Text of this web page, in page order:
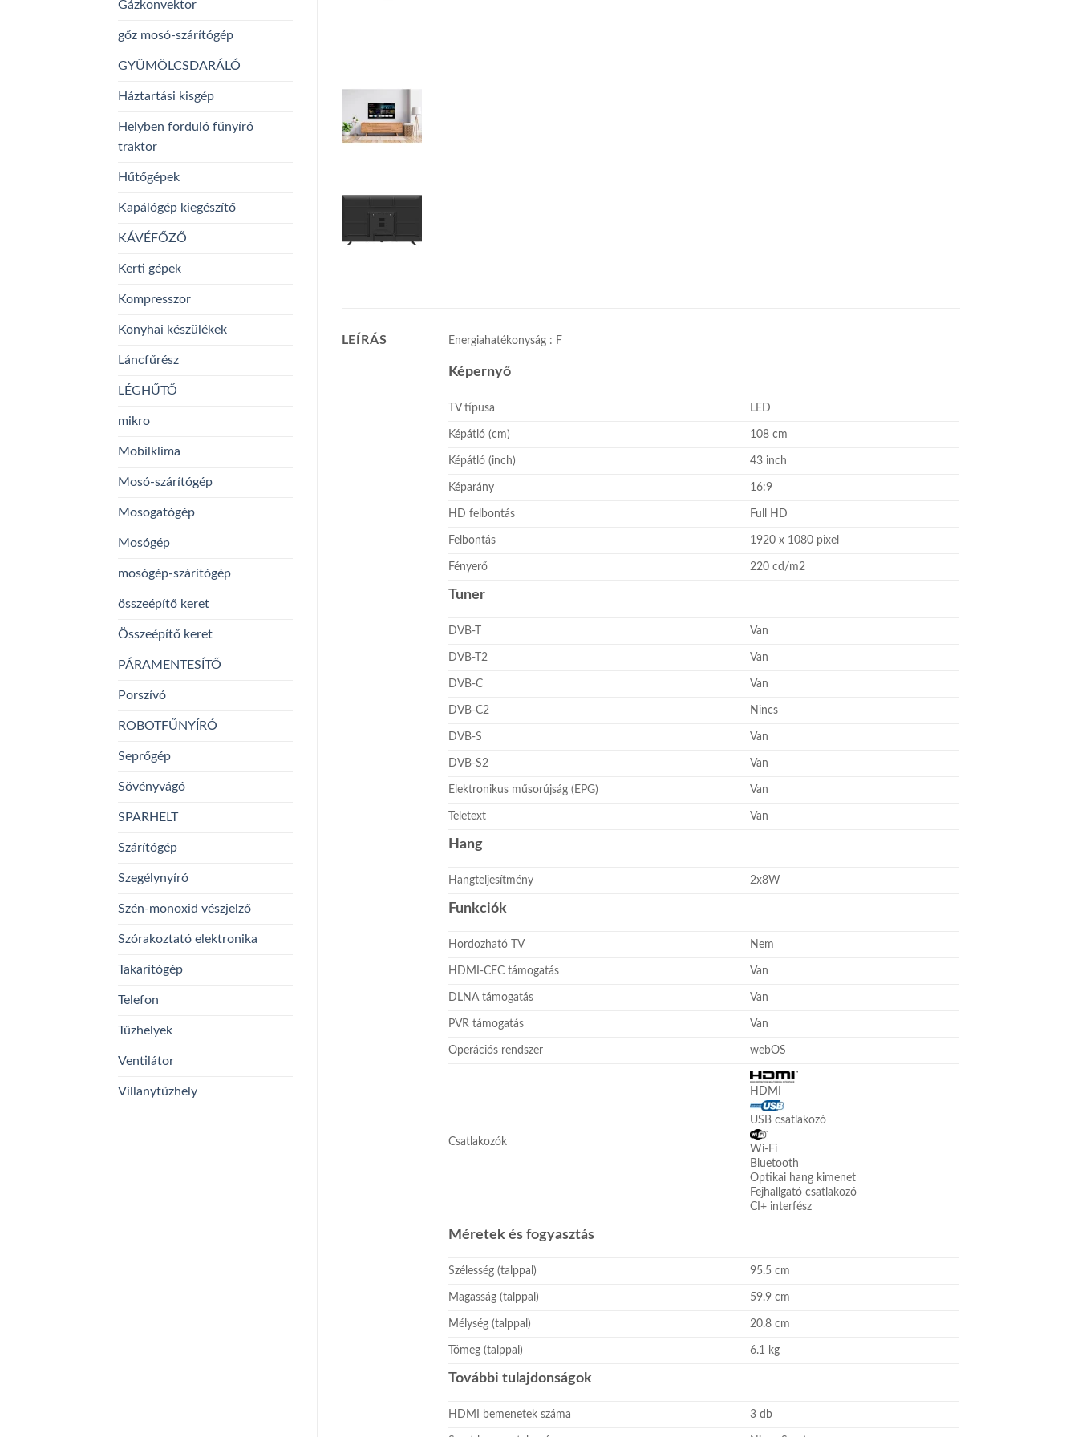
Gázkonvektor
gőz mosó-szárítógép
GYÜMÖLCSDARÁLÓ
Háztartási kisgép
Helyben forduló fűnyíró
traktor
Hűtőgépek
Kapálógép kiegészítő
KÁVÉFŐZŐ
Kerti gépek
Kompresszor
Konyhai készülékek
Láncfűrész
LÉGHŰTŐ
mikro
Mobilklima
Mosó-szárítógép
Mosogatógép
Mosógép
mosógép-szárítógép
összeépítő keret
Összeépítő keret
PÁRAMENTESÍTŐ
Porszívó
ROBOTFŰNYÍRÓ
Seprőgép
Sövényvágó
SPARHELT
Szárítógép
Szegélynyíró
Szén-monoxid vészjelző
Szórakoztató elektronika
Takarítógép
Telefon
Tűzhelyek
Ventilátor
Villanytűzhely
LEÍRÁS Energiahatékonyság : F
Képernyő
TV típusa LED
Képátló (cm) 108 cm
Képátló (inch) 43 inch
Képarány 16:9
HD felbontás Full HD
Felbontás 1920 x 1080 pixel
Fényerő 220 cd/m2
Tuner
DVB-T Van
DVB-T2 Van
DVB-C Van
DVB-C2 Nincs
DVB-S Van
DVB-S2 Van
Elektronikus műsorújság (EPG) Van
Teletext Van
Hang
Hangteljesítmény 2x8W
Funkciók
Hordozható TV Nem
HDMI-CEC támogatás Van
DLNA támogatás Van
PVR támogatás Van
Operációs rendszer webOS
Csatlakozók
HDMI
USB csatlakozó
Wi-Fi
Bluetooth
Optikai hang kimenet
Fejhallgató csatlakozó
CI+ interfész
Méretek és fogyasztás
Szélesség (talppal) 95.5 cm
Magasság (talppal) 59.9 cm
Mélység (talppal) 20.8 cm
Tömeg (talppal) 6.1 kg
További tulajdonságok
HDMI bemenetek száma 3 db